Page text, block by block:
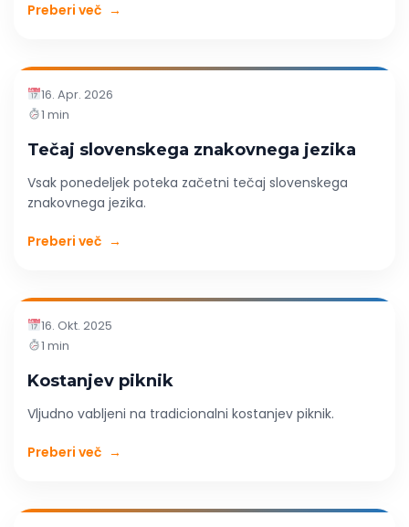
Preberi več →
16. Apr. 2026
1 min
Tečaj slovenskega znakovnega jezika
Vsak ponedeljek poteka začetni tečaj slovenskega
znakovnega jezika.
Preberi več →
16. Okt. 2025
1 min
Kostanjev piknik
Vljudno vabljeni na tradicionalni kostanjev piknik.
Preberi več →